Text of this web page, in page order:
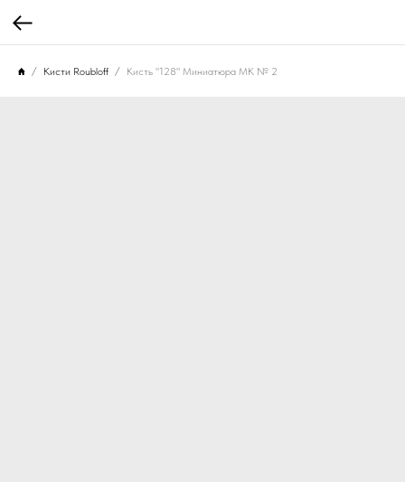
Кисти Roubloff Кисть "128" Миниатюра MK № 2